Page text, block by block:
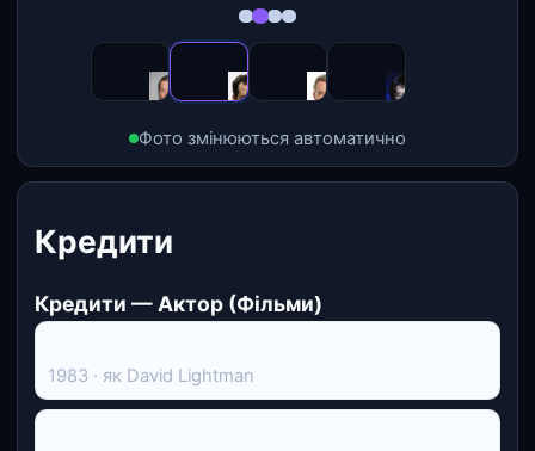
Фото змінюються автоматично
Кредити
Кредити — Актор (Фільми)
1983 · як David Lightman